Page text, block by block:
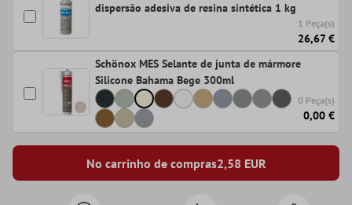
dispersão adesiva de resina sintética 1 kg
1 Peça(s)
26,67 €
Schönox MES Selante de junta de mármore
Silicone Bahama Bege 300ml
0 Peça(s)
0,00 €
No carrinho de compras2,58 EUR